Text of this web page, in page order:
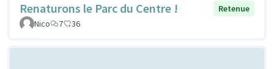
Renaturons le Parc du Centre !
Retenue
Nico
7 36